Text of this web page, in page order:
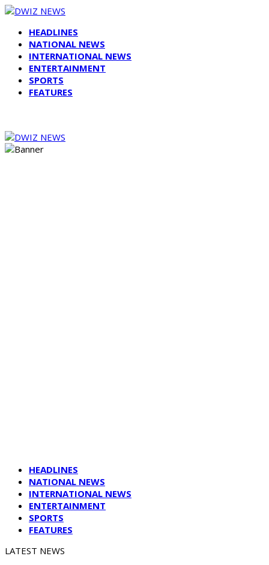
HEADLINES
NATIONAL NEWS
INTERNATIONAL NEWS
ENTERTAINMENT
SPORTS
FEATURES
HEADLINES
NATIONAL NEWS
INTERNATIONAL NEWS
ENTERTAINMENT
SPORTS
FEATURES
LATEST NEWS